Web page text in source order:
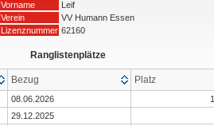
Vorname
Leif
Verein
VV Humann Essen
Lizenznummer 62160
Ranglistenplätze
Bezug Platz
08.06.2026
29.12.2025